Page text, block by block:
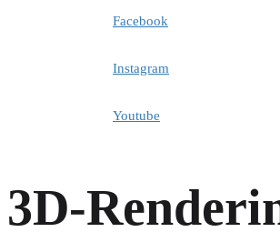
Facebook
Instagram
Youtube
3D-